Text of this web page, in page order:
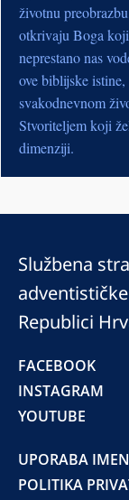
životnu
otkrivaju Boga
neprestano nas
ove biblijske
svakodnevnom
Stvoriteljem koji
dimenziji.
Službena
Republici
FACEBOOK
INSTAGRAM
YOUTUBE
UPORABA
POLITIKA